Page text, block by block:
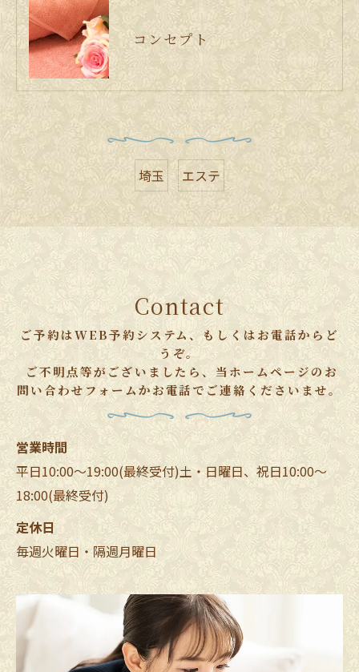
コンセプト
埼玉 エステ
ご予約はWEB予約システム、もしくはお電話からど
うぞ。
ご不明点等がございましたら、当ホームページのお
問い合わせフォームかお電話でご連絡くださいませ。
Contact
営業時間
平日10:00～19:00(最終受付)土・日曜日、祝日10:00～
18:00(最終受付)
定休日
毎週火曜日・隔週月曜日